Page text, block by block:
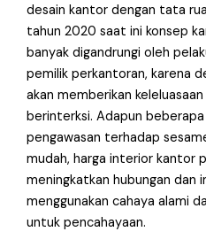
desain kantor dengan tata
tahun 2020 saat ini konsep
banyak digandrungi oleh
pemilik perkantoran, karena
akan memberikan
berinterksi. Adapun
pengawasan terhadap
mudah, harga interior kantor
meningkatkan hubungan dan
menggunakan cahaya alami
untuk pencahayaan.